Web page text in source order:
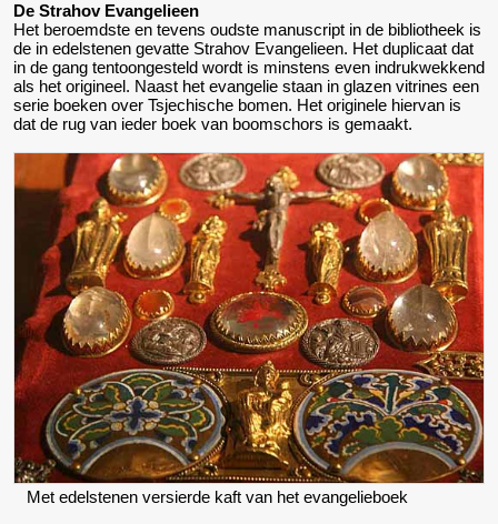
De Strahov Evangelieen
Het beroemdste en tevens oudste manuscript in de bibliotheek is
de in edelstenen gevatte Strahov Evangelieen. Het duplicaat dat
in de gang tentoongesteld wordt is minstens even indrukwekkend
als het origineel. Naast het evangelie staan in glazen vitrines een
serie boeken over Tsjechische bomen. Het originele hiervan is
dat de rug van ieder boek van boomschors is gemaakt.
Met edelstenen versierde kaft van het evangelieboek